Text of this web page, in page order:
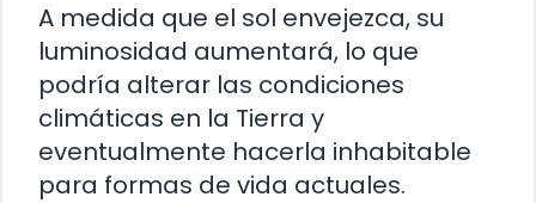
A medida que el sol envejezca, su
luminosidad aumentará, lo que
podría alterar las condiciones
climáticas en la Tierra y
eventualmente hacerla inhabitable
para formas de vida actuales.